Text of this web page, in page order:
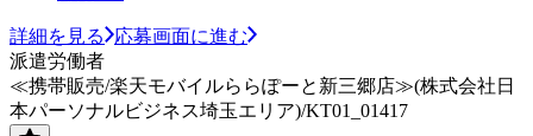
詳細を見る
応募画面に進む
派遣労働者
≪携帯販売/楽天モバイルららぽーと新三郷店≫(株式会社日
本パーソナルビジネス埼玉エリア)/KT01_01417